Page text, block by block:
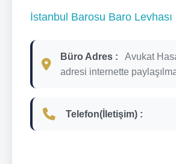
İstanbul Barosu Baro Levhası
Büro Adres :
Avukat
adresi internette
Telefon(İletişim) :